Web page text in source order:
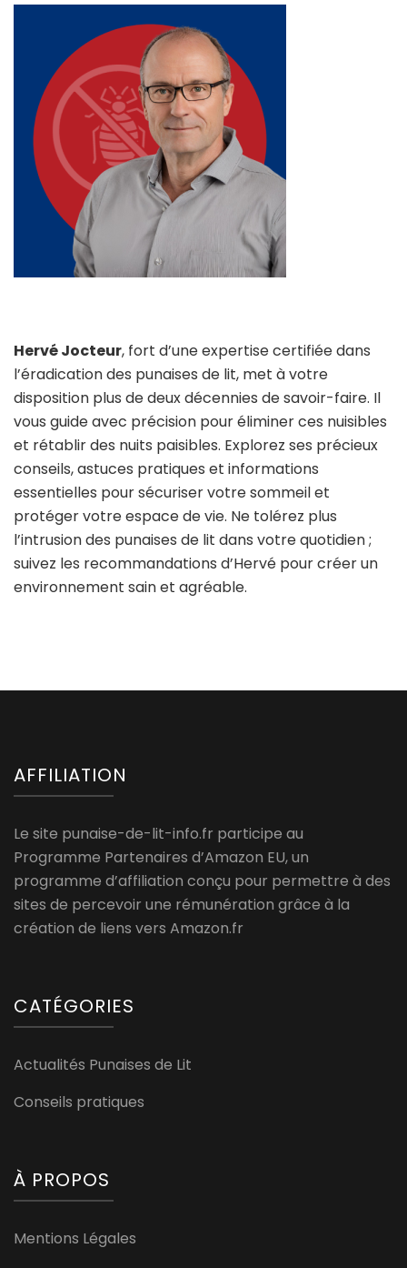
Hervé Jocteur, fort d’une expertise certifiée dans
l’éradication des punaises de lit, met à votre
disposition plus de deux décennies de savoir-faire. Il
vous guide avec précision pour éliminer ces nuisibles
et rétablir des nuits paisibles. Explorez ses précieux
conseils, astuces pratiques et informations
essentielles pour sécuriser votre sommeil et
protéger votre espace de vie. Ne tolérez plus
l’intrusion des punaises de lit dans votre quotidien ;
suivez les recommandations d’Hervé pour créer un
environnement sain et agréable.
AFFILIATION
Le site punaise-de-lit-info.fr participe au
Programme Partenaires d’Amazon EU, un
programme d’affiliation conçu pour permettre à des
sites de percevoir une rémunération grâce à la
création de liens vers Amazon.fr
CATÉGORIES
Actualités Punaises de Lit
Conseils pratiques
À PROPOS
Mentions Légales